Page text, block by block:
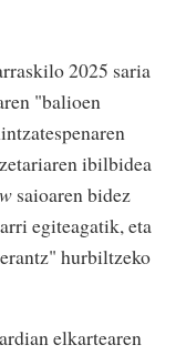
2025 saria
"balioen
ibilbidea
saioaren bidez
egiteagatik, eta
hurbiltzeko
elkartearen